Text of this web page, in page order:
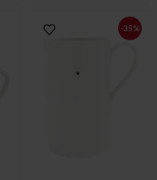
-35%